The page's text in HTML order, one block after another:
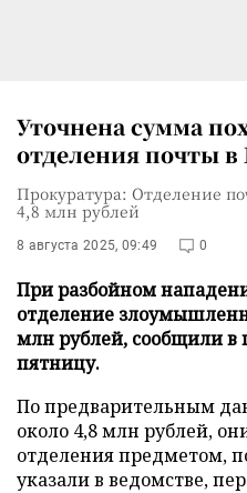
Уточнена сумма
отделения почты в
Прокуратура: Отделение
4,8 млн рублей
8 августа 2025, 09:49 0
При разбойном
отделение
млн рублей, сообщили в
пятницу.
По предварительным
около 4,8 млн рублей,
отделения предметом,
указали в ведомстве,